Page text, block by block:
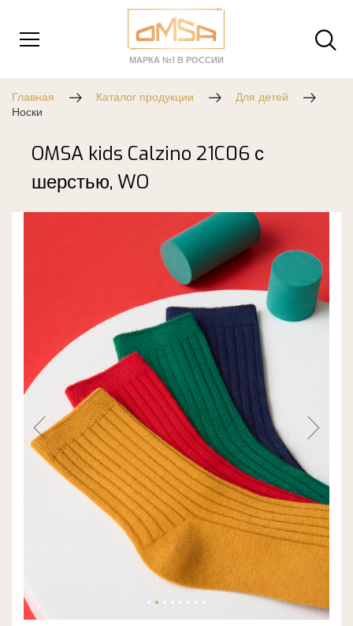
МАРКА №1 В РОССИИ
Главная Каталог продукции
Для детей
Носки
OMSA kids Calzino 21C06 с
шерстью, WO